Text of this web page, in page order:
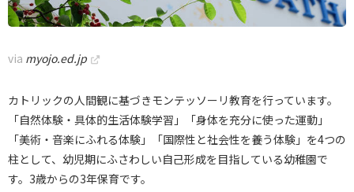
via myojo.ed.jp
カトリックの人間観に基づきモンテッソーリ教育を行っています。
「自然体験・具体的生活体験学習」「身体を充分に使った運動」
「美術・音楽にふれる体験」「国際性と社会性を養う体験」を4つの
柱として、幼児期にふさわしい自己形成を目指している幼稚園で
す。3歳からの3年保育です。